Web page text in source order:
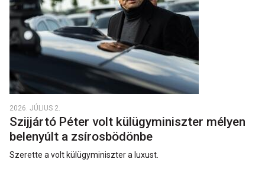
2026. JÚLIUS 2.
Szijjártó Péter volt külügyminiszter mélyen
belenyúlt a zsírosbödönbe
Szerette a volt külügyminiszter a luxust.